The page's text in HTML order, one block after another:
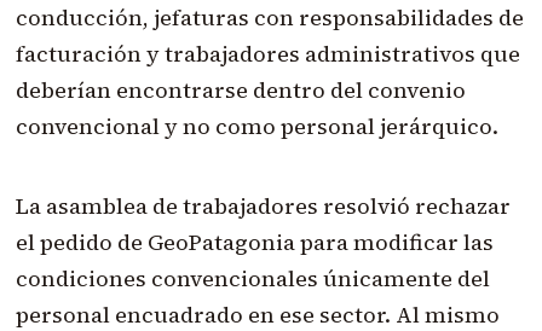
conducción, jefaturas con responsabilidades de
facturación y trabajadores administrativos que
deberían encontrarse dentro del convenio
convencional y no como personal jerárquico.
La asamblea de trabajadores resolvió rechazar
el pedido de GeoPatagonia para modificar las
condiciones convencionales únicamente del
personal encuadrado en ese sector. Al mismo